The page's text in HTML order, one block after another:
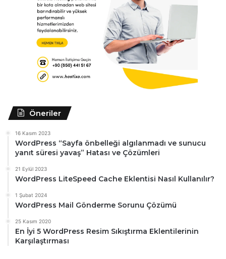
Öneriler
16 Kasım 2023
WordPress “Sayfa önbelleği algılanmadı ve sunucu
yanıt süresi yavaş” Hatası ve Çözümleri
21 Eylül 2023
WordPress LiteSpeed Cache Eklentisi Nasıl Kullanılır?
1 Şubat 2024
WordPress Mail Gönderme Sorunu Çözümü
25 Kasım 2020
En İyi 5 WordPress Resim Sıkıştırma Eklentilerinin
Karşılaştırması